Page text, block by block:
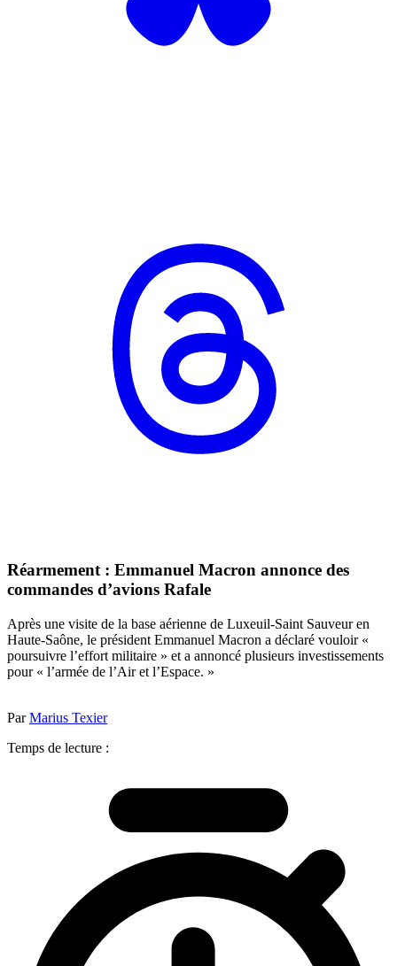
Réarmement : Emmanuel Macron annonce des
commandes d’avions Rafale
Après une visite de la base aérienne de Luxeuil-Saint Sauveur en
Haute-Saône, le président Emmanuel Macron a déclaré vouloir «
poursuivre l’effort militaire » et a annoncé plusieurs investissements
pour « l’armée de l’Air et l’Espace. »
ParMarius Texier
Temps de lecture :